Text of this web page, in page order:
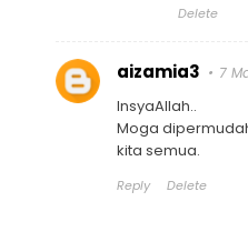
Delete
aizamia3 7
InsyaAllah..
Moga
kita semua.
Reply Delete